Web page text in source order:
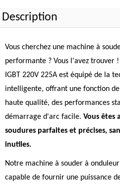
Description
Vous cherchez une machine à
performante ? Vous l'avez trouver
IGBT 220V 225A est équipé de la
intelligente, offrant une fonction
haute qualité, des performances
démarrage d'arc facile. Vous êtes
soudures parfaites et précises,
inutiles.
Notre machine à souder à
capable de fournir une puissance